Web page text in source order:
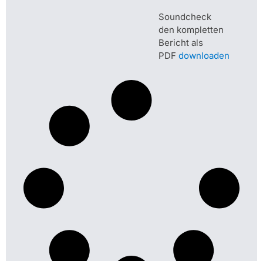
Soundcheck
den kompletten
Bericht als
PDF downloaden